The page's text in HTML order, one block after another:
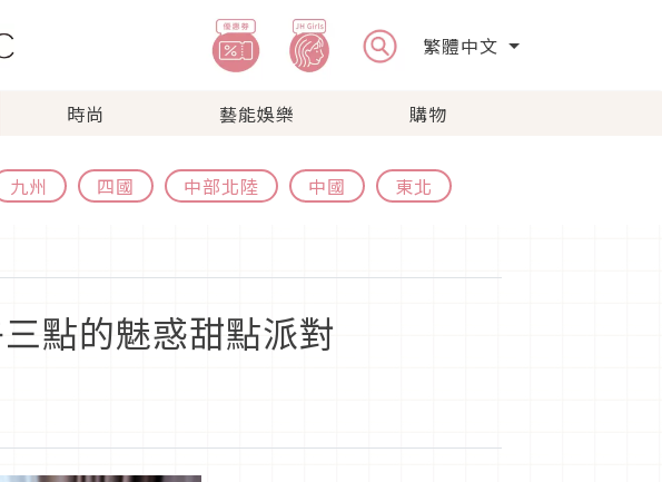
繁體中文
時尚 藝能娛樂 購物
九州 四國 中部北陸 中國 東北
點的魅惑甜點派對